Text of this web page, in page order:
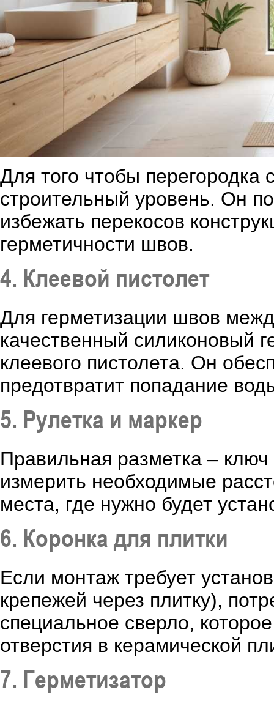
Для того чтобы перегородка
строительный уровень. Он
избежать перекосов
герметичности швов.
4. Клеевой пистолет
Для герметизации швов
качественный силиконовый
клеевого пистолета. Он
предотвратит попадание
5. Рулетка и маркер
Правильная разметка – ключ
измерить необходимые
места, где нужно будет
6. Коронка для плитки
Если монтаж требует
крепежей через плитку),
специальное сверло,
отверстия в керамической
7. Герметизатор